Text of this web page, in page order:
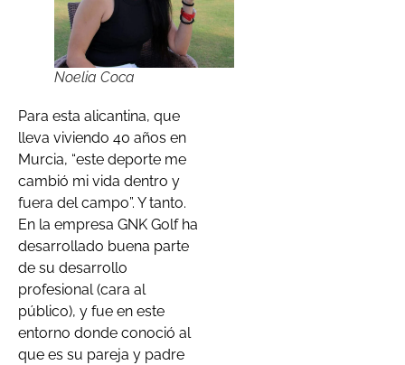
Noelia Coca
Para esta alicantina, que
lleva viviendo 40 años en
Murcia, “este deporte me
cambió mi vida dentro y
fuera del campo”. Y tanto.
En la empresa GNK Golf ha
desarrollado buena parte
de su desarrollo
profesional (cara al
público), y fue en este
entorno donde conoció al
que es su pareja y padre